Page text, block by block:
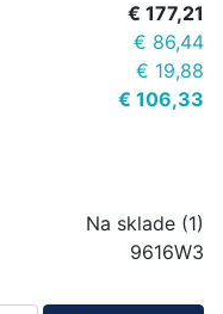
€ 177,21
€ 86,44
€ 19,88
€ 106,33
Na sklade (1)
9616W3